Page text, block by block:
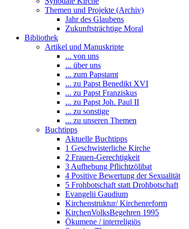
Themen und Projekte (Archiv)
Jahr des Glaubens
Zukunftsträchtige Moral
Bibliothek
Artikel und Manuskripte
... von uns
... über uns
... zum Papstamt
... zu Papst Benedikt XVI
... zu Papst Franziskus
... zu Papst Joh. Paul II
... zu sonstige
... zu unseren Themen
Buchtipps
Aktuelle Buchtipps
1 Geschwisterliche Kirche
2 Frauen-Gerechtigkeit
3 Aufhebung Pflichtzölibat
4 Positive Bewertung der Sexualität
5 Frohbotschaft statt Drohbotschaft
Evangelii Gaudium
Kirchenstruktur/ Kirchenreform
KirchenVolksBegehren 1995
Ökumene / interreligiös